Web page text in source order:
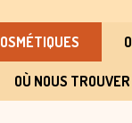
OÙ NOUS TROUVER